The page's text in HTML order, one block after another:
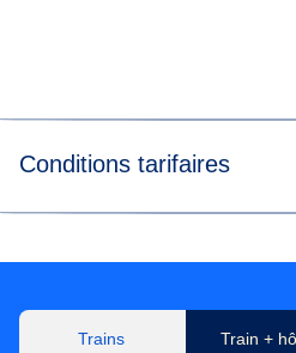
Conditions tarifaires
l’ensemble du réseau Eurostar-
annuelle d’électricité de
Trains Train +